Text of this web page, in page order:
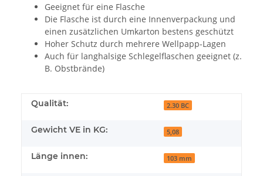
Geeignet für eine Flasche
Die Flasche ist durch eine Innenverpackung und
einen zusätzlichen Umkarton bestens geschützt
Hoher Schutz durch mehrere Wellpapp-Lagen
Auch für langhalsige Schlegelflaschen geeignet (z.
B. Obstbrände)
Qualität: 2.30 BC
Gewicht VE in KG: 5,08
Länge innen: 103 mm